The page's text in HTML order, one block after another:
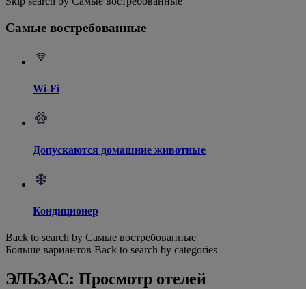
Самые востребованные
Wi-Fi
Допускаются домашние животные
Кондиционер
Back to search by Самые востребованные
Больше вариантов Back to search by categories
ЭЛЬЗАС: Просмотр отелей